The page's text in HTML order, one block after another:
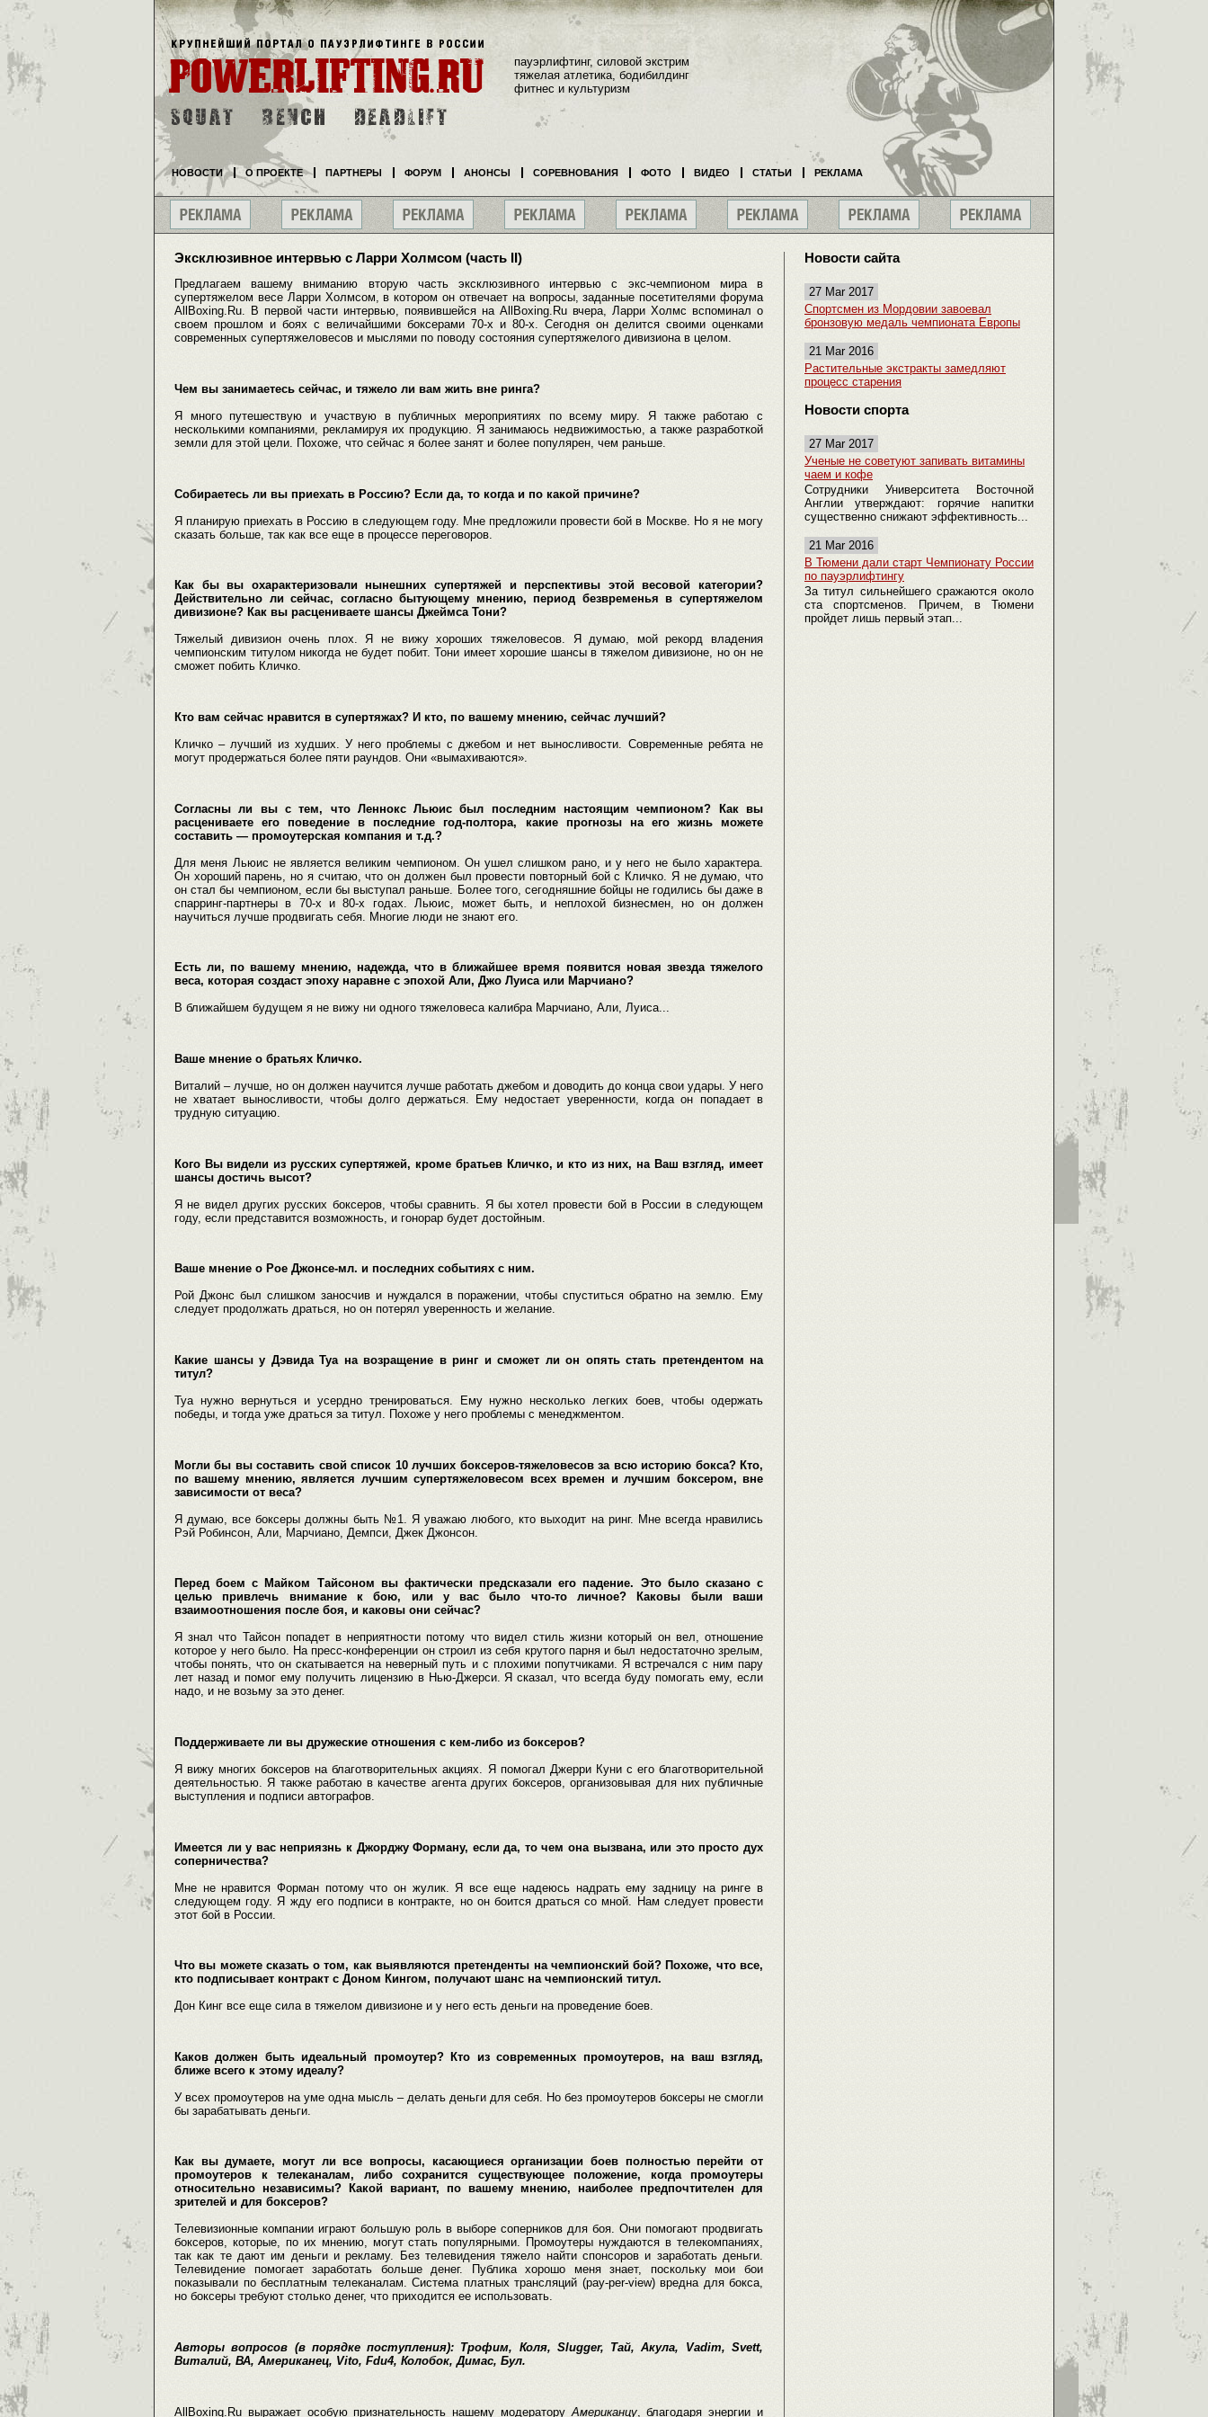
Эксклюзивное интервью с Ларри Холмсом (часть II)
Предлагаем вашему вниманию вторую часть эксклюзивного интервью с экс-чемпионом мира в
супертяжелом весе Ларри Холмсом, в котором он отвечает на вопросы, заданные посетителями форума
AllBoxing.Ru. В первой части интервью, появившейся на AllBoxing.Ru вчера, Ларри Холмс вспоминал о
своем прошлом и боях с величайшими боксерами 70-х и 80-х. Сегодня он делится своими оценками
современных супертяжеловесов и мыслями по поводу состояния супертяжелого дивизиона в целом.
Чем вы занимаетесь сейчас, и тяжело ли вам жить вне ринга?
Я много путешествую и участвую в публичных мероприятиях по всему миру. Я также работаю с
несколькими компаниями, рекламируя их продукцию. Я занимаюсь недвижимостью, а также разработкой
земли для этой цели. Похоже, что сейчас я более занят и более популярен, чем раньше.
Собираетесь ли вы приехать в Россию? Если да, то когда и по какой причине?
Я планирую приехать в Россию в следующем году. Мне предложили провести бой в Москве. Но я не могу
сказать больше, так как все еще в процессе переговоров.
Как бы вы охарактеризовали нынешних супертяжей и перспективы этой весовой категории?
Действительно ли сейчас, согласно бытующему мнению, период безвременья в супертяжелом
дивизионе? Как вы расцениваете шансы Джеймса Тони?
Тяжелый дивизион очень плох. Я не вижу хороших тяжеловесов. Я думаю, мой рекорд владения
чемпионским титулом никогда не будет побит. Тони имеет хорошие шансы в тяжелом дивизионе, но он не
сможет побить Кличко.
Кто вам сейчас нравится в супертяжах? И кто, по вашему мнению, сейчас лучший?
Кличко – лучший из худших. У него проблемы с джебом и нет выносливости. Современные ребята не
могут продержаться более пяти раундов. Они «вымахиваются».
Согласны ли вы с тем, что Леннокс Льюис был последним настоящим чемпионом? Как вы
расцениваете его поведение в последние год-полтора, какие прогнозы на его жизнь можете
составить — промоутерская компания и т.д.?
Для меня Льюис не является великим чемпионом. Он ушел слишком рано, и у него не было характера.
Он хороший парень, но я считаю, что он должен был провести повторный бой с Кличко. Я не думаю, что
он стал бы чемпионом, если бы выступал раньше. Более того, сегодняшние бойцы не годились бы даже в
спарринг-партнеры в 70-х и 80-х годах. Льюис, может быть, и неплохой бизнесмен, но он должен
научиться лучше продвигать себя. Многие люди не знают его.
Есть ли, по вашему мнению, надежда, что в ближайшее время появится новая звезда тяжелого
веса, которая создаст эпоху наравне с эпохой Али, Джо Луиса или Марчиано?
В ближайшем будущем я не вижу ни одного тяжеловеса калибра Марчиано, Али, Луиса...
Ваше мнение о братьях Кличко.
Виталий – лучше, но он должен научится лучше работать джебом и доводить до конца свои удары. У него
не хватает выносливости, чтобы долго держаться. Ему недостает уверенности, когда он попадает в
трудную ситуацию.
Кого Вы видели из русских супертяжей, кроме братьев Кличко, и кто из них, на Ваш взгляд, имеет
шансы достичь высот?
Я не видел других русских боксеров, чтобы сравнить. Я бы хотел провести бой в России в следующем
году, если представится возможность, и гонорар будет достойным.
Ваше мнение о Рое Джонсе-мл. и последних событиях с ним.
Рой Джонс был слишком заносчив и нуждался в поражении, чтобы спуститься обратно на землю. Ему
следует продолжать драться, но он потерял уверенность и желание.
Какие шансы у Дэвида Туа на возращение в ринг и сможет ли он опять стать претендентом на
титул?
Туа нужно вернуться и усердно тренироваться. Ему нужно несколько легких боев, чтобы одержать
победы, и тогда уже драться за титул. Похоже у него проблемы с менеджментом.
Могли бы вы составить свой список 10 лучших боксеров-тяжеловесов за всю историю бокса? Кто,
по вашему мнению, является лучшим супертяжеловесом всех времен и лучшим боксером, вне
зависимости от веса?
Я думаю, все боксеры должны быть №1. Я уважаю любого, кто выходит на ринг. Мне всегда нравились
Рэй Робинсон, Али, Марчиано, Демпси, Джек Джонсон.
Перед боем с Майком Тайсоном вы фактически предсказали его падение. Это было сказано с
целью привлечь внимание к бою, или у вас было что-то личное? Каковы были ваши
взаимоотношения после боя, и каковы они сейчас?
Я знал что Тайсон попадет в неприятности потому что видел стиль жизни который он вел, отношение
которое у него было. На пресс-конференции он строил из себя крутого парня и был недостаточно зрелым,
чтобы понять, что он скатывается на неверный путь и с плохими попутчиками. Я встречался с ним пару
лет назад и помог ему получить лицензию в Нью-Джерси. Я сказал, что всегда буду помогать ему, если
надо, и не возьму за это денег.
Поддерживаете ли вы дружеские отношения с кем-либо из боксеров?
Я вижу многих боксеров на благотворительных акциях. Я помогал Джерри Куни с его благотворительной
деятельностью. Я также работаю в качестве агента других боксеров, организовывая для них публичные
выступления и подписи автографов.
Имеется ли у вас неприязнь к Джорджу Форману, если да, то чем она вызвана, или это просто дух
соперничества?
Мне не нравится Форман потому что он жулик. Я все еще надеюсь надрать ему задницу на ринге в
следующем году. Я жду его подписи в контракте, но он боится драться со мной. Нам следует провести
этот бой в России.
Что вы можете сказать о том, как выявляются претенденты на чемпионский бой? Похоже, что все,
кто подписывает контракт с Доном Кингом, получают шанс на чемпионский титул.
Дон Кинг все еще сила в тяжелом дивизионе и у него есть деньги на проведение боев.
Каков должен быть идеальный промоутер? Кто из современных промоутеров, на ваш взгляд,
ближе всего к этому идеалу?
У всех промоутеров на уме одна мысль – делать деньги для себя. Но без промоутеров боксеры не смогли
бы зарабатывать деньги.
Как вы думаете, могут ли все вопросы, касающиеся организации боев полностью перейти от
промоутеров к телеканалам, либо сохранится существующее положение, когда промоутеры
относительно независимы? Какой вариант, по вашему мнению, наиболее предпочтителен для
зрителей и для боксеров?
Телевизионные компании играют большую роль в выборе соперников для боя. Они помогают продвигать
боксеров, которые, по их мнению, могут стать популярными. Промоутеры нуждаются в телекомпаниях,
так как те дают им деньги и рекламу. Без телевидения тяжело найти спонсоров и заработать деньги.
Телевидение помогает заработать больше денег. Публика хорошо меня знает, поскольку мои бои
показывали по бесплатным телеканалам. Система платных трансляций (pay-per-view) вредна для бокса,
но боксеры требуют столько денег, что приходится ее использовать.
Авторы вопросов (в порядке поступления): Трофим, Коля, Slugger, Тай, Акула, Vadim, Svett,
Виталий, ВА, Американец, Vito, Fdu4, Колобок, Димас, Бул.
AllBoxing.Ru выражает особую признательность нашему модератору Американцу, благодаря энергии и
Новости сайта
27 Mar 2017
Спортсмен из Мордовии завоевал
бронзовую медаль чемпионата Европы
21 Mar 2016
Растительные экстракты замедляют
процесс старения
Новости спорта
27 Mar 2017
Ученые не советуют запивать витамины
чаем и кофе
Сотрудники Университета Восточной
Англии утверждают: горячие напитки
существенно снижают эффективность...
21 Mar 2016
В Тюмени дали старт Чемпионату России
по пауэрлифтингу
За титул сильнейшего сражаются около
ста спортсменов. Причем, в Тюмени
пройдет лишь первый этап...
пауэрлифтинг, силовой экстрим
тяжелая атлетика, бодибилдинг
фитнес и культуризм
НОВОСТИ О ПРОЕКТЕ ПАРТНЕРЫ ФОРУМ АНОНСЫ СОРЕВНОВАНИЯ ФОТО ВИДЕО СТАТЬИ РЕКЛАМА